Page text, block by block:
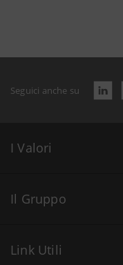
Seguici anche su
I Valori
Il Gruppo
Link Utili